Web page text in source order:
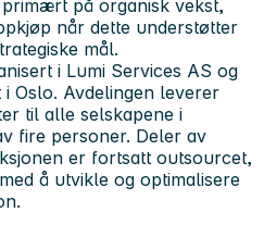
på organisk vekst,
når dette understøtter
mål.
i Lumi Services AS og
Oslo. Avdelingen leverer
til alle selskapene i
fire personer. Deler av
er fortsatt outsourcet,
å utvikle og optimalisere